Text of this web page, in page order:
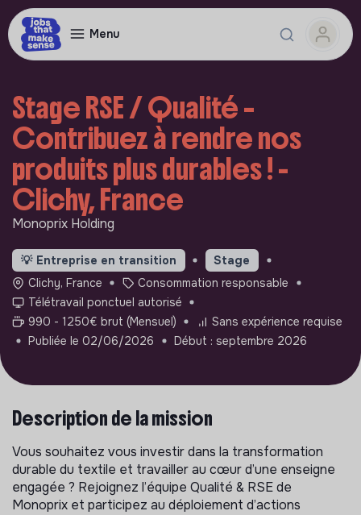
Menu
Stage RSE / Qualité –
Contribuez à rendre nos
produits plus durables ! -
Clichy, France
Monoprix Holding
💡 Entreprise en transition
Stage
Clichy, France
Consommation responsable
Télétravail ponctuel autorisé
990 - 1250€ brut (Mensuel)
Sans expérience requise
Publiée le 02/06/2026
Début : septembre 2026
Description de la mission
Vous souhaitez vous investir dans la transformation
durable du textile et travailler au cœur d’une enseigne
engagée ? Rejoignez l’équipe Qualité & RSE de
Monoprix et participez au déploiement d’actions